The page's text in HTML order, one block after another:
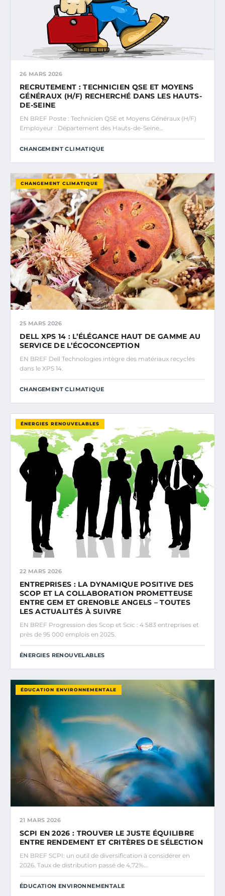
26 MARS 2026
RECRUTEMENT : TECHNICIEN QSE ET MOYENS
GÉNÉRAUX (H/F) RECHERCHÉ DANS LES HAUTS-
DE-SEINE
EN BREF Poste : Technicien QSE et Moyens Généraux (H/F)
Employeur : Département des Hauts-de-Seine…
CHANGEMENT CLIMATIQUE
CHANGEMENT CLIMATIQUE
25 MARS 2026
DELL XPS 14 : L’ÉLÉGANCE HAUT DE GAMME AU
SERVICE DE L’ÉCOCONCEPTION
EN BREF Dell Technologies intègre des matériaux recyclés
dans le XPS 14.
CHANGEMENT CLIMATIQUE
ÉNERGIES RENOUVELABLES
22 MARS 2026
ENTREPRISES : LA DYNAMIQUE POSITIVE DES
SCOP ET LA COLLABORATION PROMETTEUSE
ENTRE GEM ET GRENOBLE ANGELS – TOUTES
LES ACTUALITÉS À SUIVRE
EN BREF Progression des Scop et Scic : 4 583 entreprises et
près de 95 000 emplois en 2025.
ÉNERGIES RENOUVELABLES
ÉDUCATION ENVIRONNEMENTALE
21 MARS 2026
SCPI EN 2026 : TROUVER LE JUSTE ÉQUILIBRE
ENTRE RENDEMENT ET CRITÈRES DE SÉLECTION
EN BREF SCPI: un outil de diversification à considérer en
2026. Taux de distribution passé de 4,72%…
ÉDUCATION ENVIRONNEMENTALE